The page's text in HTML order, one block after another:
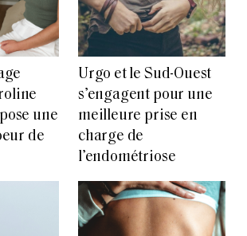
une
de
Urgo et le Sud-Ouest
s’engagent pour une
meilleure prise en
charge de
l’endométriose